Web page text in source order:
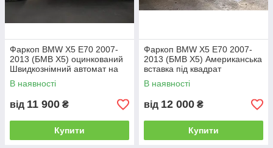
Фаркоп BMW X5 E70 2007-
2013 (БМВ Х5) оцинкований
Швидкознімний автомат на
ручці
В наявності
від 11 900 ₴
Купити
Фаркоп BMW X5 E70 2007-
2013 (БМВ Х5) Американська
вставка під квадрат
В наявності
від 12 000 ₴
Купити